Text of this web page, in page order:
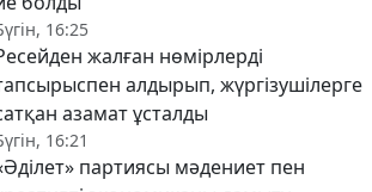
16:25
жалған нөмірлерді
алдырып, жүргізушілерге
азамат ұсталды
16:21
партиясы мәдениет пен